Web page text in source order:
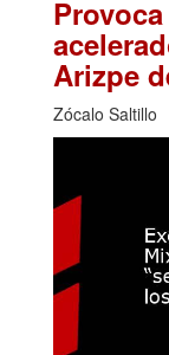
Arizpe
Zócalo Saltillo